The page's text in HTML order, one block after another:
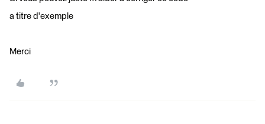
a titre d'exemple
Merci